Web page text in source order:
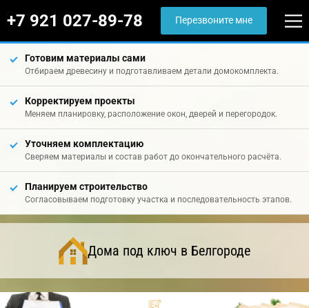
+7 921 027-89-78 Перезвоните мне
Готовим материалы сами
Отбираем древесину и подготавливаем детали домокомплекта.
Корректируем проекты
Меняем планировку, расположение окон, дверей и перегородок.
Уточняем комплектацию
Сверяем материалы и состав работ до окончательного расчёта.
Планируем строительство
Согласовываем подготовку участка и последовательность этапов.
Дома под ключ в Белгороде